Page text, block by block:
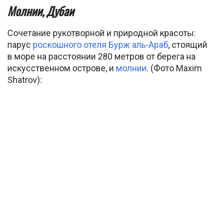
Молнии, Дубаи
Сочетание рукотворной и природной красоты:
парус роскошного отеля Бурж аль-Араб, стоящий
в море на расстоянии 280 метров от берега на
искусственном острове, и молнии. (Фото Maxim
Shatrov):